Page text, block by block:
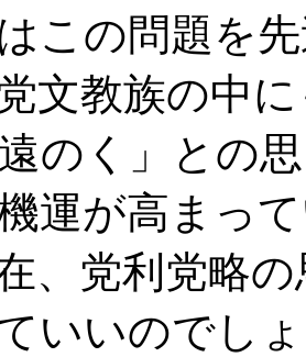
この問題を
文教族の中
のく」との
運が高まっ
、党利党略の
いいのでし